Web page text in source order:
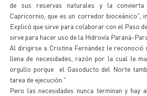
de sus reservas naturales y la
Capricornio, que es un corredor bioceánico",
Explicó que sirve para colaborar con el Paso
sirve para hacer uso de la Hidrovía Paraná-
Al dirigirse a Cristina Fernández le reconoció
llena de necesidades, razón por la cual le
orgullo porque el Gasoducto del Norte
tarea de ejecución."
Pero las necesidades nunca terminan y hay